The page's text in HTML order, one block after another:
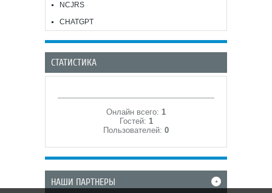
NCJRS
CHATGPT
СТАТИСТИКА
Онлайн всего: 1
Гостей: 1
Пользователей: 0
НАШИ ПАРТНЕРЫ +